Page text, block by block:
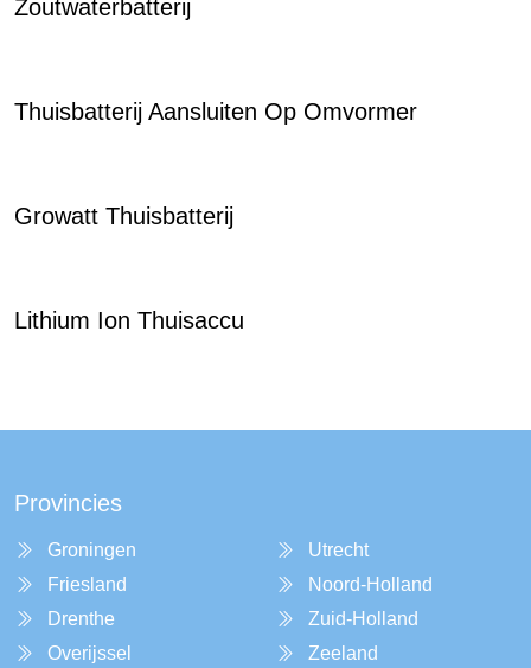
Zoutwaterbatterij
Thuisbatterij Aansluiten Op Omvormer
Growatt Thuisbatterij
Lithium Ion Thuisaccu
Provincies
Groningen
Friesland
Drenthe
Overijssel
Utrecht
Noord-Holland
Zuid-Holland
Zeeland